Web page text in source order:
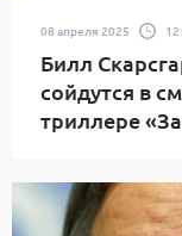
08 апреля 2025
Билл
сойдутся в
триллере